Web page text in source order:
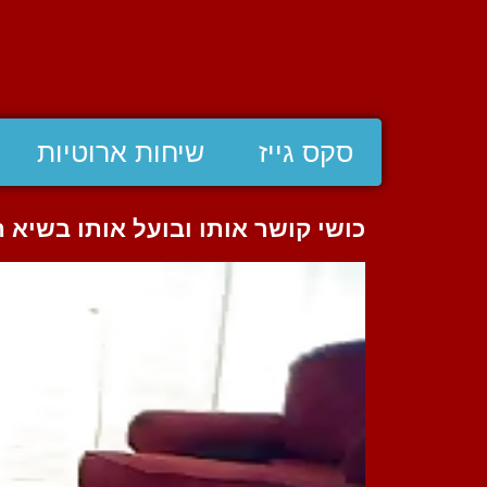
סקס גייז שיחות ארוטיות
כושי קושר אותו ובועל אותו בשיא